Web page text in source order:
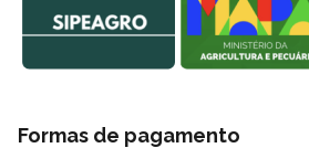
Formas de pagamento